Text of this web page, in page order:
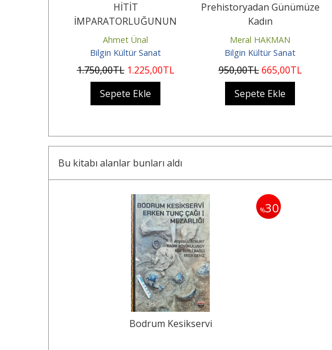
HİTİT
İMPARATORLUĞUNUN
YIKILIŞINDAN BÜYÜK
İSKENDER’İN ÖLÜMÜNE
KADAR...
Ahmet Ünal
Bilgin Kültür Sanat
1.750,00TL 1.225,00TL
Sepete Ekle
Prehistoryadan Günümüze
Kadın
Meral HAKMAN
Bilgin Kültür Sanat
950,00TL 665,00TL
Sepete Ekle
Bu kitabı alanlar bunları aldı
%30
Bodrum Kesikservi